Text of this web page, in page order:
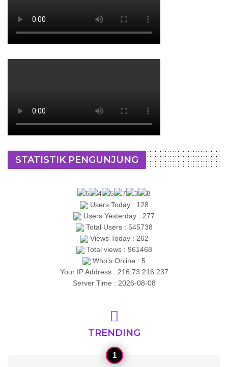
STATISTIK PENGUNJUNG
Users Today : 128
Users Yesterday : 277
Total Users : 545738
Views Today : 262
Total views : 961468
Who's Online : 5
Your IP Address : 216.73.216.237
Server Time : 2026-08-08
TRENDING